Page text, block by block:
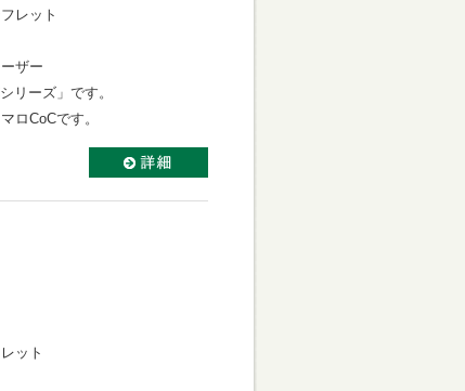
レット
ザー
リーズ」です。
ロCoCです。
ット